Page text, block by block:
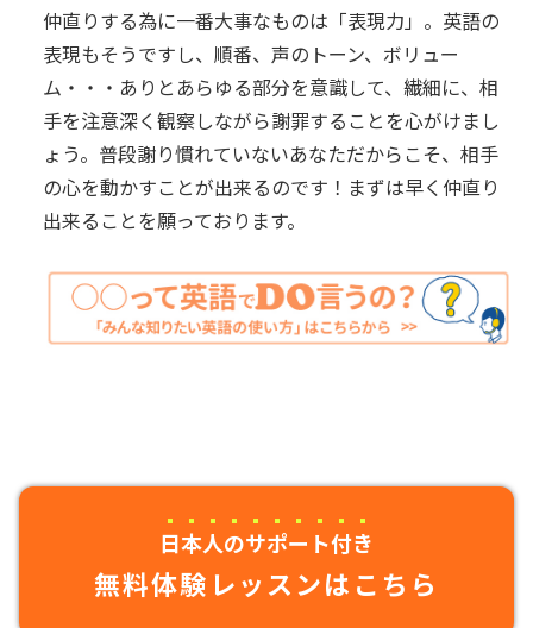
仲直りする為に一番大事なものは「表現力」。英語の
表現もそうですし、順番、声のトーン、ボリュー
ム・・・ありとあらゆる部分を意識して、繊細に、相
手を注意深く観察しながら謝罪することを心がけまし
ょう。普段謝り慣れていないあなただからこそ、相手
の心を動かすことが出来るのです！まずは早く仲直り
出来ることを願っております。
日本人のサポート付き
無料体験レッスンはこちら